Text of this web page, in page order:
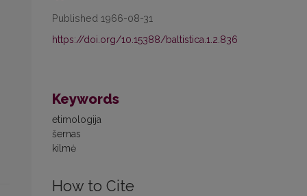
Published 1966-08-31
https://doi.org/10.15388/baltistica.1.2.836
Keywords
etimologija
šernas
kilmė
How to Cite